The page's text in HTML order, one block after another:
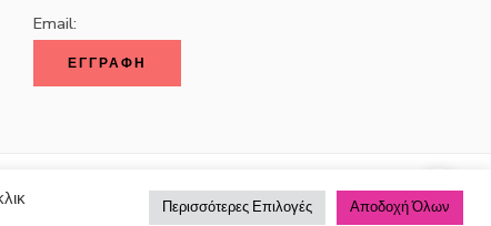
Email:
Τρόποι Αποστολής Πολιτική Επιστροφών
Περισσότερες Επιλογές Αποδοχή Όλων